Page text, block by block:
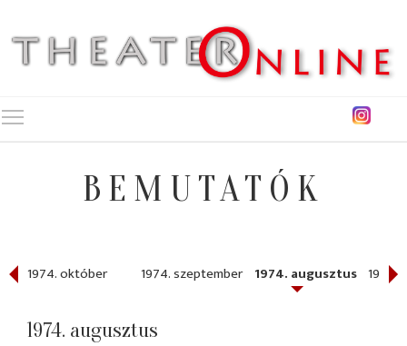
BEMUTATÓK
1974. október 1974. szeptember 1974. augusztus 1974.
1974. augusztus